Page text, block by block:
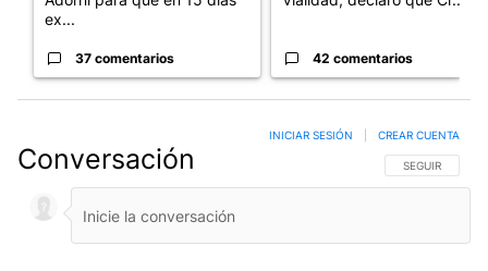
ex...
37 comentarios 42 comentarios
Conversación SIGA ESTA
SEGUIR
INICIAR SESIÓN CREAR CUENTA